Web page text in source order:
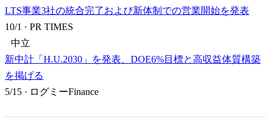
LTS事業3社の統合完了および新体制での営業開始を発表
10/1 · PR TIMES
中立
新中計「H.U.2030」を発表、DOE6%目標と高収益体質構築
を掲げる
5/15 · ログミーFinance